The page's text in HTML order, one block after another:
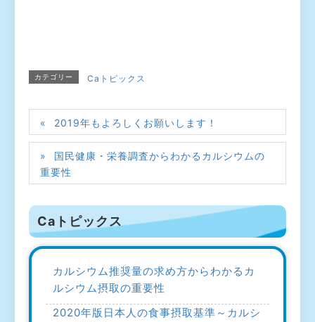
カテゴリー Caトピックス
2019年もよろしくお願いします！
国民健康・栄養調査からわかるカルシウムの
重要性
Caトピックス
カルシウム推奨量の求め方からわかるカ
ルシウム摂取の重要性
2020年版日本人の食事摂取基準～カルシ